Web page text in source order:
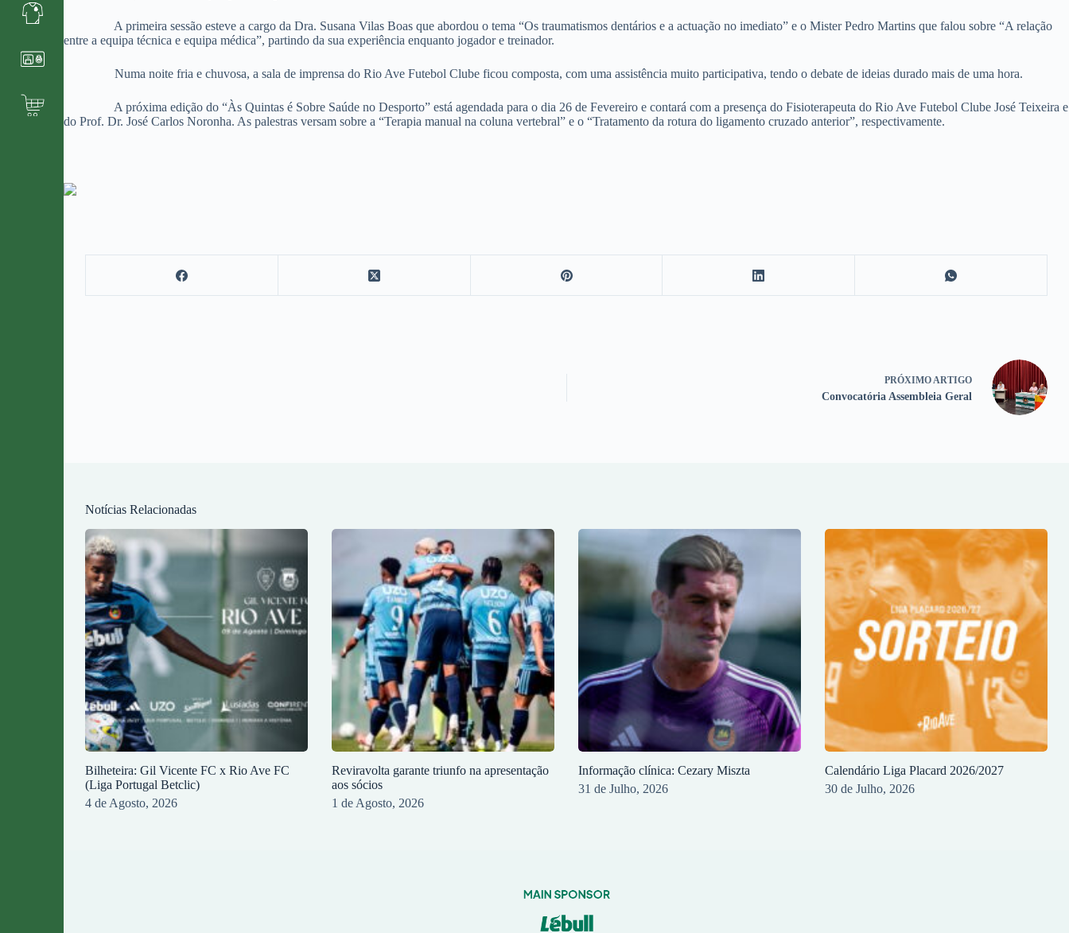
A primeira sessão esteve a cargo da Dra. Susana Vilas Boas que abordou o tema “Os traumatismos dentários e a actuação no imediato” e o Mister Pedro Martins que falou sobre “A relação
entre a equipa técnica e equipa médica”, partindo da sua experiência enquanto jogador e treinador.
Numa noite fria e chuvosa, a sala de imprensa do Rio Ave Futebol Clube ficou composta, com uma assistência muito participativa, tendo o debate de ideias durado mais de uma hora.
A próxima edição do “Às Quintas é Sobre Saúde no Desporto” está agendada para o dia 26 de Fevereiro e contará com a presença do Fisioterapeuta do Rio Ave Futebol Clube José Teixeira e
do Prof. Dr. José Carlos Noronha. As palestras versam sobre a “Terapia manual na coluna vertebral” e o “Tratamento da rotura do ligamento cruzado anterior”, respectivamente.
PRÓXIMOARTIGO
Convocatória Assembleia Geral
Notícias Relacionadas
Bilheteira: Gil Vicente FC x Rio Ave FC
(Liga Portugal Betclic)
4 de Agosto, 2026
Reviravolta garante triunfo na apresentação
aos sócios
1 de Agosto, 2026
Informação clínica: Cezary Miszta
31 de Julho, 2026
Calendário Liga Placard 2026/2027
30 de Julho, 2026